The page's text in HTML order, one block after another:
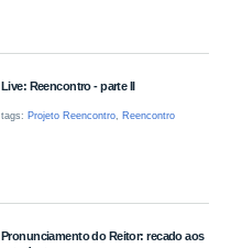
Live: Reencontro - parte II
tags: Projeto Reencontro, Reencontro
Pronunciamento do Reitor: recado aos